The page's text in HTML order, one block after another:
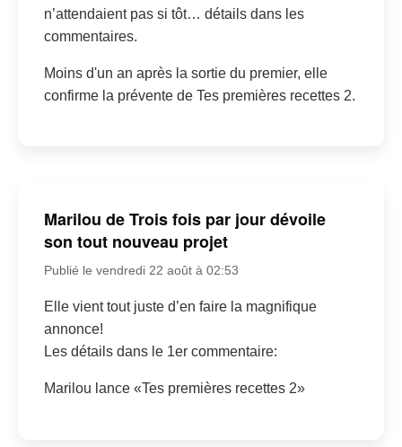
n’attendaient pas si tôt… détails dans les
commentaires.
Moins d'un an après la sortie du premier, elle
confirme la prévente de Tes premières recettes 2.
Marilou de Trois fois par jour dévoile
son tout nouveau projet
Publié le vendredi 22 août à 02:53
Elle vient tout juste d’en faire la magnifique
annonce!
Les détails dans le 1er commentaire:
Marilou lance «Tes premières recettes 2»